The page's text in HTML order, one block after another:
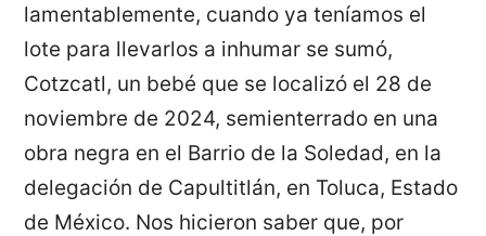
lamentablemente, cuando ya teníamos el
lote para llevarlos a inhumar se sumó,
Cotzcatl, un bebé que se localizó el 28 de
noviembre de 2024, semienterrado en una
obra negra en el Barrio de la Soledad, en la
delegación de Capultitlán, en Toluca, Estado
de México. Nos hicieron saber que, por